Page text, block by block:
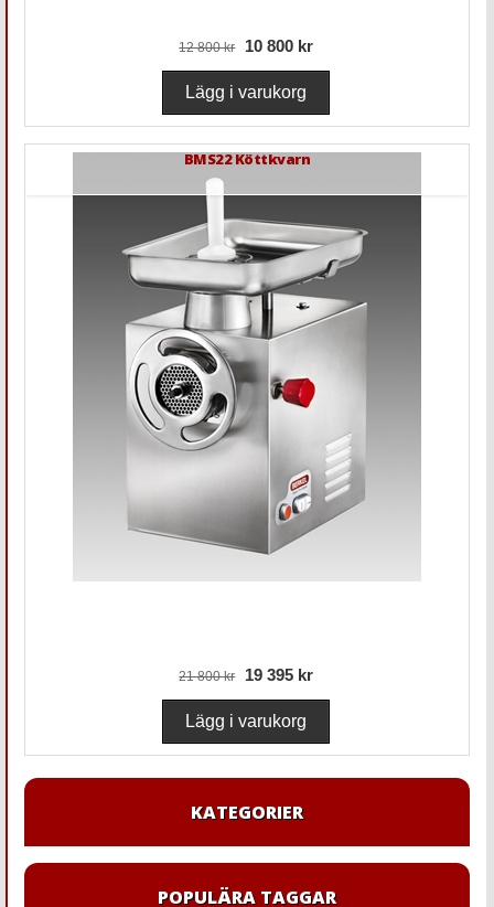
12 800 kr 10 800 kr
BMS22 Köttkvarn
21 800 kr 19 395 kr
KATEGORIER
POPULÄRA TAGGAR